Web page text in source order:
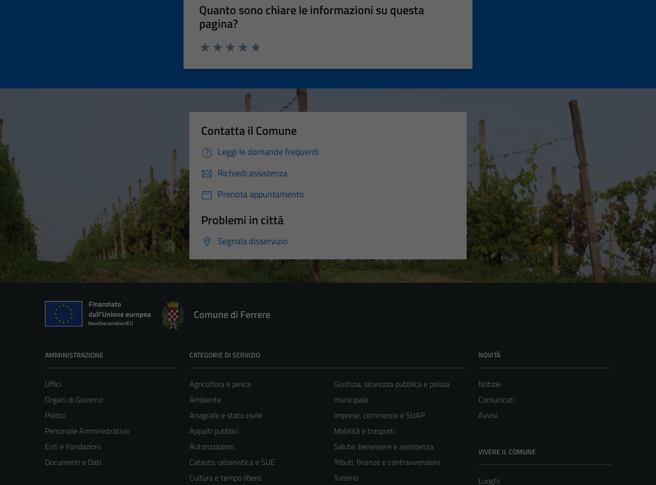
Quanto sono chiare le informazioni su questa
pagina?
Contatta il Comune
Leggi le domande frequenti
Richiedi assistenza
Prenota appuntamento
Problemi in città
Segnala disservizio
Comune di Ferrere
AMMINISTRAZIONE
Uffici
Organi di Governo
Politici
Personale Amministrativo
Enti e Fondazioni
Documenti e Dati
CATEGORIE DI SERVIZIO
Agricoltura e pesca
Ambiente
Anagrafe e stato civile
Appalti pubblici
Autorizzazioni
Catasto, urbanistica e SUE
Cultura e tempo libero
Giustizia, sicurezza pubblica e polizia
municipale
Imprese, commercio e SUAP
Mobilità e trasporti
Salute, benessere e assistenza
Tributi, finanze e contravvenzioni
Turismo
NOVITÀ
Notizie
Comunicati
Avvisi
VIVERE IL COMUNE
Luoghi